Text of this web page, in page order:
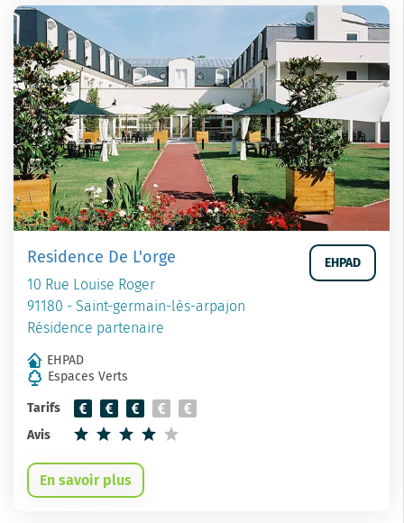
Residence De L'orge
10 Rue Louise Roger
91180 - Saint-germain-lès-arpajon
Résidence partenaire
EHPAD
EHPAD
Espaces Verts
Tarifs
Avis
En savoir plus